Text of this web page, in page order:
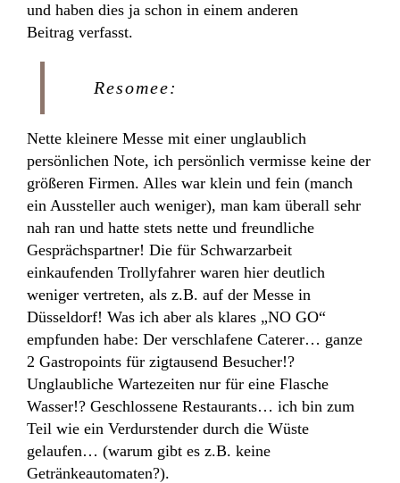
und haben dies ja schon in einem anderen
Beitrag verfasst.
Resomee:
Nette kleinere Messe mit einer unglaublich
persönlichen Note, ich persönlich vermisse keine der
größeren Firmen. Alles war klein und fein (manch
ein Aussteller auch weniger), man kam überall sehr
nah ran und hatte stets nette und freundliche
Gesprächspartner! Die für Schwarzarbeit
einkaufenden Trollyfahrer waren hier deutlich
weniger vertreten, als z.B. auf der Messe in
Düsseldorf! Was ich aber als klares „NO GO“
empfunden habe: Der verschlafene Caterer… ganze
2 Gastropoints für zigtausend Besucher!?
Unglaubliche Wartezeiten nur für eine Flasche
Wasser!? Geschlossene Restaurants… ich bin zum
Teil wie ein Verdurstender durch die Wüste
gelaufen… (warum gibt es z.B. keine
Getränkeautomaten?).